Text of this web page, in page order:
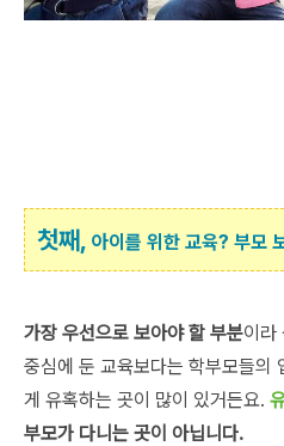
첫째, 아이를 위한 교육? 부모
가장 우선으로 보아야 할 부분이라
중심에 둔 교육보다는 학부모들의
게 유혹하는 곳이 많이 있거든요.
부모가 다니는 곳이 아닙니다.